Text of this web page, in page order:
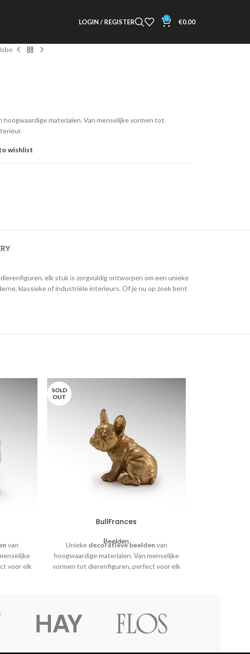
LOGIN / REGISTER 0 €0.00
hoogwaardige materialen. Van menselijke vormen tot
to wishlist
elk stuk is zorgvuldig ontworpen om een unieke
klassieke of industriële interieurs. Of je nu op zoek bent
van
voor elk
SOLD
OUT
BullFrances
Beelden
Unieke decoratieve beelden van
hoogwaardige materialen. Van menselijke
vormen tot dierenfiguren, perfect voor elk